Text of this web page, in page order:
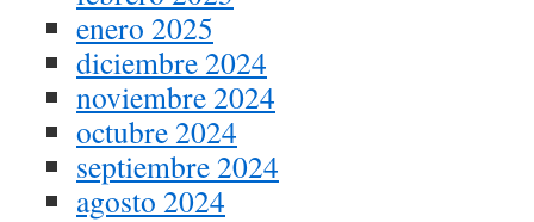
enero 2025
diciembre 2024
noviembre 2024
octubre 2024
septiembre 2024
agosto 2024